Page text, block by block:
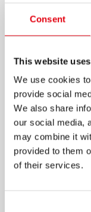
Consent
This website
We use cookies
provide social
We also share
our social media,
may combine it
provided to them
of their services.
Punta de
amarillo,
Tinta
sobre
Más tinta,